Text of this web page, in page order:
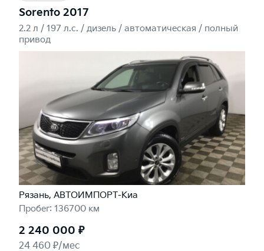
Sorento 2017
2.2 л / 197 л.c. / дизель / автоматическая / полный
привод
Рязань, АВТОИМПОРТ-Киа
Пробег: 136700 км
2 240 000 ₽
24 460 ₽/мес